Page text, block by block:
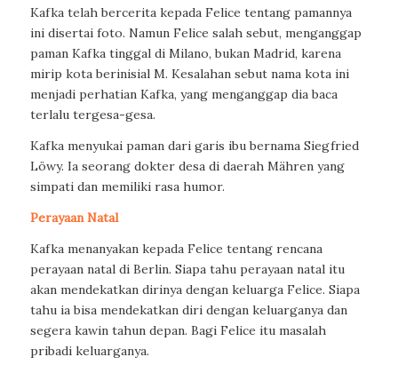
Kafka telah bercerita kepada Felice tentang pamannya
ini disertai foto. Namun Felice salah sebut, menganggap
paman Kafka tinggal di Milano, bukan Madrid, karena
mirip kota berinisial M. Kesalahan sebut nama kota ini
menjadi perhatian Kafka, yang menganggap dia baca
terlalu tergesa-gesa.
Kafka menyukai paman dari garis ibu bernama Siegfried
Löwy. Ia seorang dokter desa di daerah Mähren yang
simpati dan memiliki rasa humor.
Perayaan Natal
Kafka menanyakan kepada Felice tentang rencana
perayaan natal di Berlin. Siapa tahu perayaan natal itu
akan mendekatkan dirinya dengan keluarga Felice. Siapa
tahu ia bisa mendekatkan diri dengan keluarganya dan
segera kawin tahun depan. Bagi Felice itu masalah
pribadi keluarganya.